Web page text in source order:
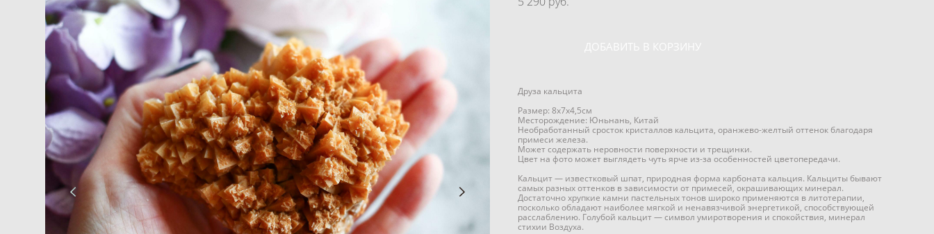
ДОБАВИТЬ В КОРЗИНУ
Друза кальцита
Размер: 8х7х4,5см
Месторождение: Юньнань, Китай
Необработанный сросток кристаллов кальцита, оранжево-желтый оттенок благодаря
примеси железа.
Может содержать неровности поверхности и трещинки.
Цвет на фото может выглядеть чуть ярче из-за особенностей цветопередачи.
Кальцит — известковый шпат, природная форма карбоната кальция. Кальциты бывают
самых разных оттенков в зависимости от примесей, окрашивающих минерал.
Достаточно хрупкие камни пастельных тонов широко применяются в литотерапии,
посколько обладают наиболее мягкой и ненавязчивой энергетикой, способствующей
расслаблению. Голубой кальцит — символ умиротворения и спокойствия, минерал
стихии Воздуха.